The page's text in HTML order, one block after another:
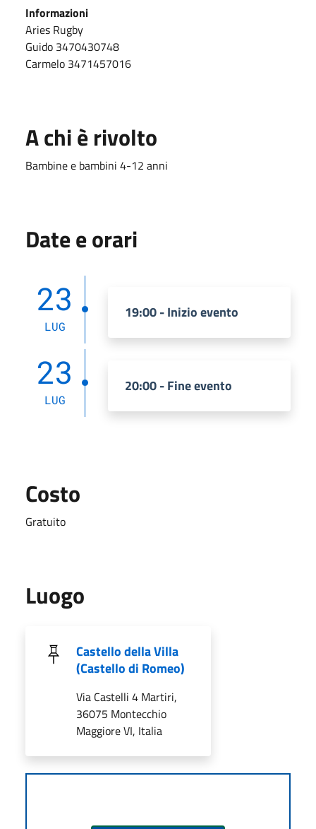
Informazioni
Aries Rugby
Guido 3470430748
Carmelo 3471457016
A chi è rivolto
Bambine e bambini 4-12 anni
Date e orari
23
LUG
19:00 - Inizio evento
23
LUG
20:00 - Fine evento
Costo
Gratuito
Luogo
Castello della Villa
(Castello di Romeo)
Via Castelli 4 Martiri,
36075 Montecchio
Maggiore VI, Italia